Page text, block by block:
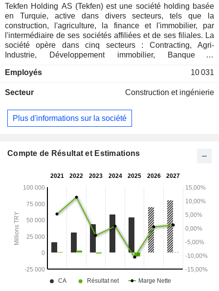
Tekfen Holding AS (Tekfen) est une société holding basée
en Turquie, active dans divers secteurs, tels que la
construction, l'agriculture, la finance et l'immobilier, par
l'intermédiaire de ses sociétés affiliées et de ses filiales. La
société opère dans cinq secteurs : Contracting, Agri-
Industrie, Développement immobilier, Banque et
Contracting comprennent des projets d'infrastructure et
l'Azerbaïdjan, la Géorgie, le Kazakhstan, le Maroc, les
s'engage également dans la production d'engrais
chimiques, de semences et de plants, ainsi que dans la
principalement impliqué dans la conception, la construction,
d'immeubles de bureaux, d'appartements et d'hôtels.
Employés 10 031
Secteur Construction et ingénierie
Plus d'informations sur la société
Compte de Résultat et Estimations